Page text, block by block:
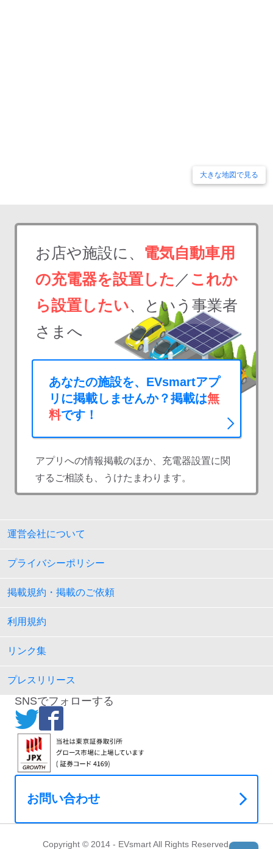
大きな地図で見る
お店や施設に、 電気自動車用
の充電器を設置した ／ これか
ら設置したい、という事業者
さまへ
あなたの施設を、EVsmartアプ
リに掲載しませんか？掲載は無
料です！
アプリへの情報掲載のほか、充電器設置に関
するご相談も、うけたまわります。
運営会社について
プライバシーポリシー
掲載規約・掲載のご依頼
利用規約
リンク集
プレスリリース
SNSでフォローする
お問い合わせ
Copyright © 2014 - EVsmart All Rights Reserved.